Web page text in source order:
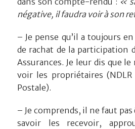
négative, il faudra voir à son
– Je pense qu’il a toujours
de rachat de la participation
Assurances. Je leur dis que
voir les propriétaires (NDLR
Postale).
– Je comprends, il ne faut
savoir les recevoir,